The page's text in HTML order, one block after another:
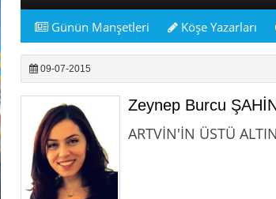
Günün Manşetleri Köşe Yazarları
09-07-2015
Zeynep Burcu
ARTVİN'İN ÜSTÜ